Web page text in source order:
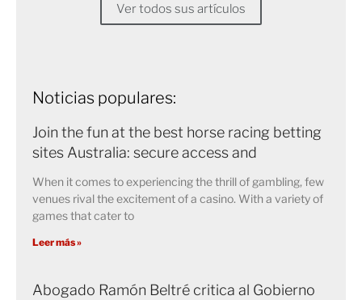
Ver todos sus artículos
Noticias populares:
Join the fun at the best horse racing betting
sites Australia: secure access and
When it comes to experiencing the thrill of gambling, few
venues rival the excitement of a casino. With a variety of
games that cater to
Leer más »
Abogado Ramón Beltré critica al Gobierno